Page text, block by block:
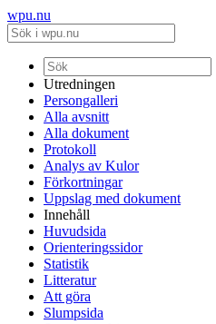
wpu.nu
Utredningen
Persongalleri
Alla avsnitt
Alla dokument
Protokoll
Analys av Kulor
Förkortningar
Uppslag med dokument
Innehåll
Huvudsida
Orienteringssidor
Statistik
Litteratur
Att göra
Slumpsida